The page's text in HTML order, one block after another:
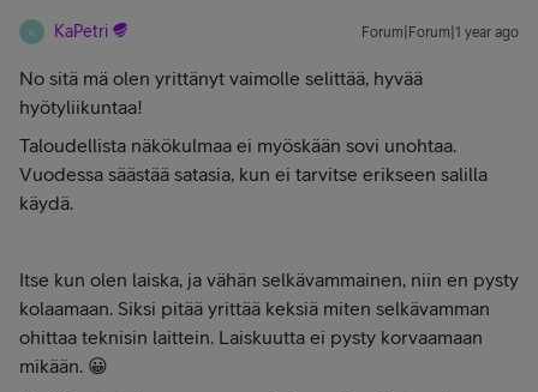
K KaPetri Forum|Forum|1 year ago
No sitä mä olen yrittänyt vaimolle selittää, hyvää
hyötyliikuntaa!
Taloudellista näkökulmaa ei myöskään sovi unohtaa.
Vuodessa säästää satasia, kun ei tarvitse erikseen salilla
käydä.
Itse kun olen laiska, ja vähän selkävammainen, niin en pysty
kolaamaan. Siksi pitää yrittää keksiä miten selkävamman
ohittaa teknisin laittein. Laiskuutta ei pysty korvaamaan
mikään. 😀